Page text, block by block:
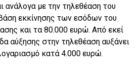
ανάλογα με την τηλεθέαση του
εκκίνησης των εσόδων του
και τα 80.000 ευρώ. Από εκεί
αύξησης στην τηλεθέαση αυξάνει
κατά 4.000 ευρώ.